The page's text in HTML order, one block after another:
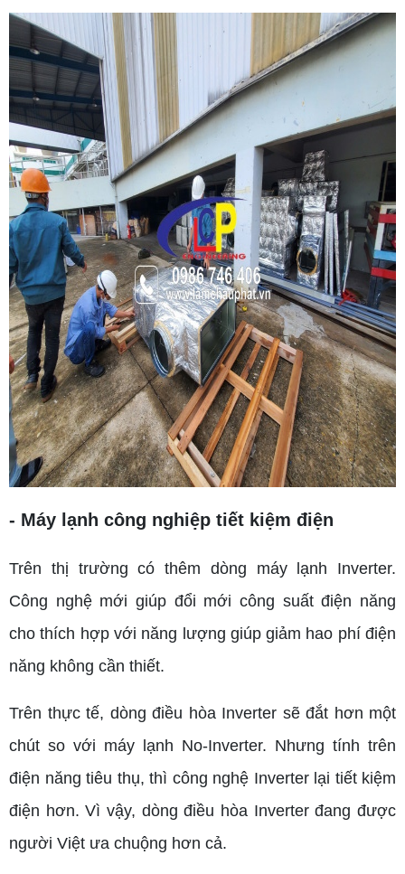
- Máy lạnh công nghiệp tiết kiệm điện
Trên thị trường có thêm dòng máy lạnh Inverter.
Công nghệ mới giúp đổi mới công suất điện năng
cho thích hợp với năng lượng giúp giảm hao phí điện
năng không cần thiết.
Trên thực tế, dòng điều hòa Inverter sẽ đắt hơn một
chút so với máy lạnh No-Inverter. Nhưng tính trên
điện năng tiêu thụ, thì công nghệ Inverter lại tiết kiệm
điện hơn. Vì vậy, dòng điều hòa Inverter đang được
người Việt ưa chuộng hơn cả.